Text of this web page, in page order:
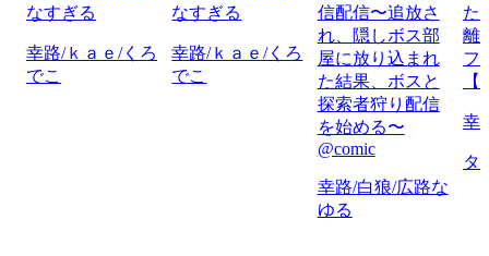
なすぎる
幸路/ｋａｅ/くろ
でこ
なすぎる
幸路/ｋａｅ/くろ
でこ
信配信〜追放さ
れ、隠しボス部
屋に放り込まれ
た結果、ボスと
探索者狩り配信
を始める〜
@comic
幸路/白狼/広路な
ゆる
た
離
フ
幸
タ